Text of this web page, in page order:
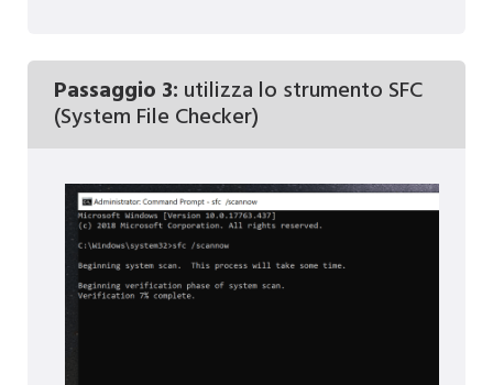
Passaggio 3: utilizza lo strumento SFC
(System File Checker)